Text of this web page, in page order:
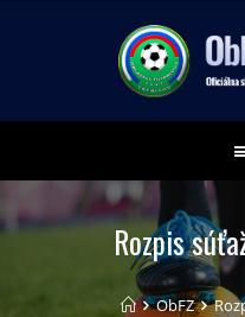
Rozpis
ObFZ